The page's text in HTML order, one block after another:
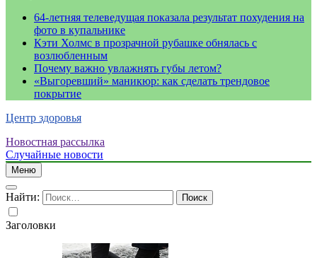
64-летняя телеведущая показала результат похудения на
фото в купальнике
Кэти Холмс в прозрачной рубашке обнялась с
возлюбленным
Почему важно увлажнять губы летом?
«Выгоревший» маникюр: как сделать трендовое
покрытие
Центр здоровья
Новостная рассылка
Случайные новости
Меню
Найти:
Заголовки